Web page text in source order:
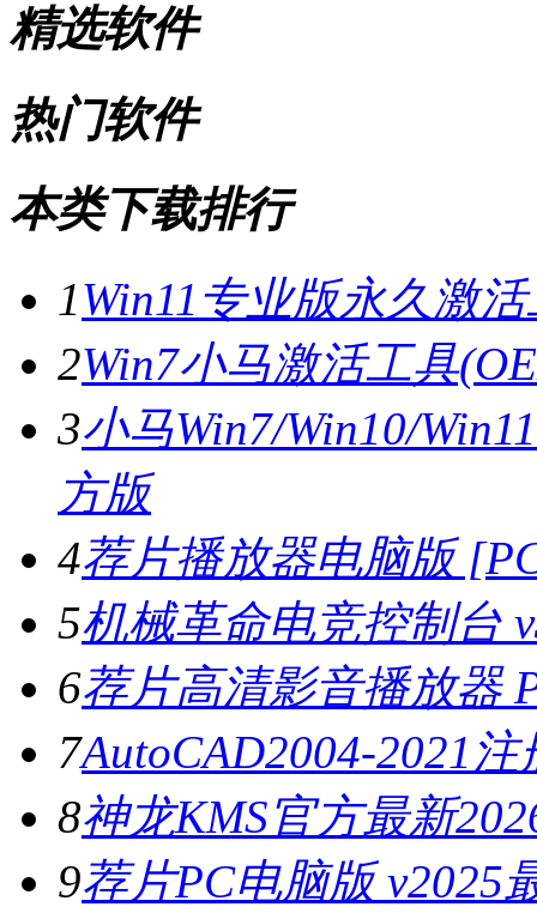
精选软件
热门软件
本类下载排行
1Win11专业版永久激
2Win7小马激活工具
3小马Win7/Win10/
方版
4荐片播放器电脑版
5机械革命电竞控制台
6荐片高清影音播放器
7AutoCAD2004-2021
8神龙KMS官方最新
9荐片PC电脑版 v2025